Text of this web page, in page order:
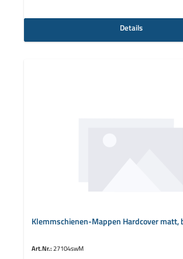
Details
Klemmschienen-Mappen Hardcover matt,
Art.Nr.:27104swM